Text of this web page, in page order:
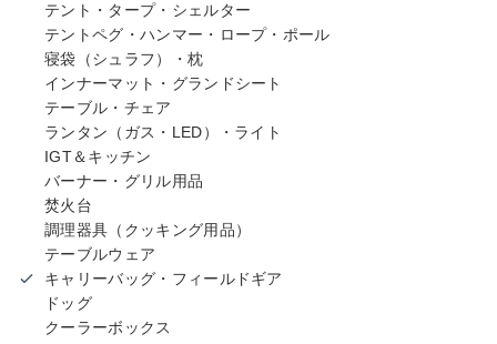
テント・タープ・シェルター
テントペグ・ハンマー・ロープ・ポール
寝袋（シュラフ）・枕
インナーマット・グランドシート
テーブル・チェア
ランタン（ガス・LED）・ライト
IGT＆キッチン
バーナー・グリル用品
焚火台
調理器具（クッキング用品）
テーブルウェア
キャリーバッグ・フィールドギア
ドッグ
クーラーボックス